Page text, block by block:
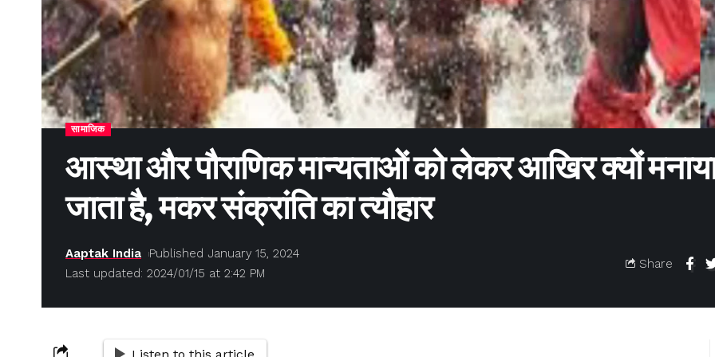
सामाजिक
आस्था और पौराणिक मान्यताओं को लेकर आखिर क्यों
जाता है, मकर संक्रांति का त्यौहार
Last updated: 2024/01/15 at 2:42 PM
Aaptak India Published January 15, 2024
Share